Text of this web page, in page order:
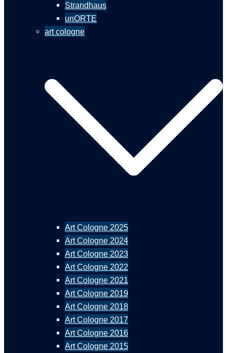
Strandhaus
unORTE
art cologne
Art Cologne 2025
Art Cologne 2024
Art Cologne 2023
Art Cologne 2022
Art Cologne 2021
Art Cologne 2019
Art Cologne 2018
Art Cologne 2017
Art Cologne 2016
Art Cologne 2015